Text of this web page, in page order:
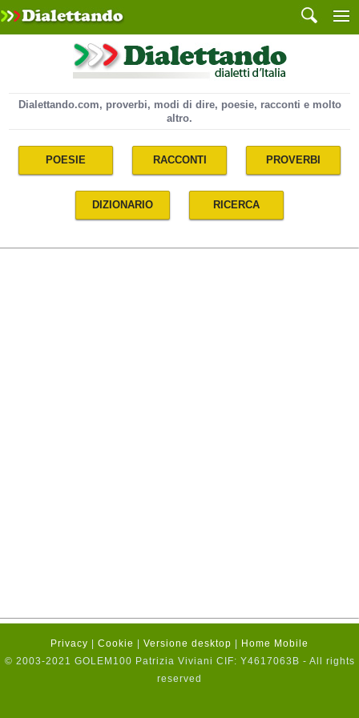
Dialettando.com, proverbi, modi di dire, poesie, racconti e molto
altro.
POESIE RACCONTI PROVERBI
DIZIONARIO RICERCA
Privacy Cookie Versione desktop
Home Mobile
© 2003-2021 GOLEM100 Patrizia Viviani CIF: Y4617063B - All rights
reserved